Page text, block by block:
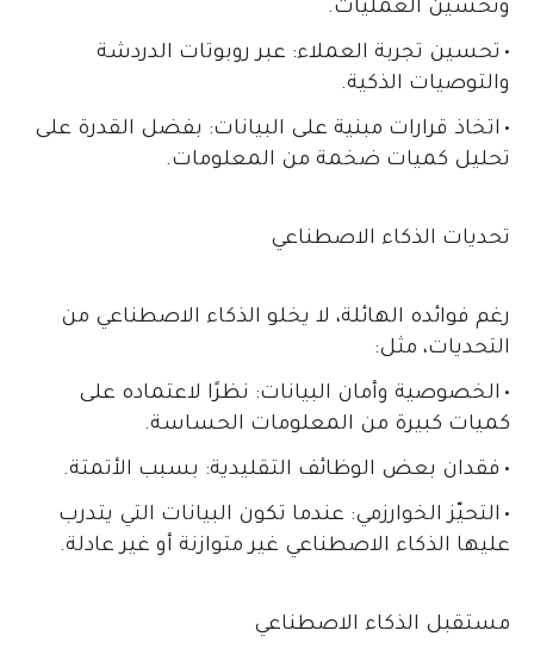
وتحسين العمليات.
• تحسين تجربة العملاء: عبر روبوتات الدردشة
والتوصيات الذكية.
• اتخاذ قرارات مبنية على البيانات: بفضل القدرة على
تحليل كميات ضخمة من المعلومات.
تحديات الذكاء الاصطناعي
رغم فوائده الهائلة، لا يخلو الذكاء الاصطناعي من
التحديات، مثل:
• الخصوصية وأمان البيانات: نظرًا لاعتماده على
كميات كبيرة من المعلومات الحساسة.
• فقدان بعض الوظائف التقليدية: بسبب الأتمتة.
• التحيّز الخوارزمي: عندما تكون البيانات التي يتدرب
عليها الذكاء الاصطناعي غير متوازنة أو غير عادلة.
مستقبل الذكاء الاصطناعي